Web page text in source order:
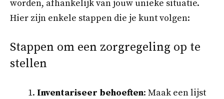
worden, afhankelijk van jouw unieke situatie.
Hier zijn enkele stappen die je kunt volgen:
Stappen om een zorgregeling op te
stellen
Inventariseer behoeften: Maak een lijst